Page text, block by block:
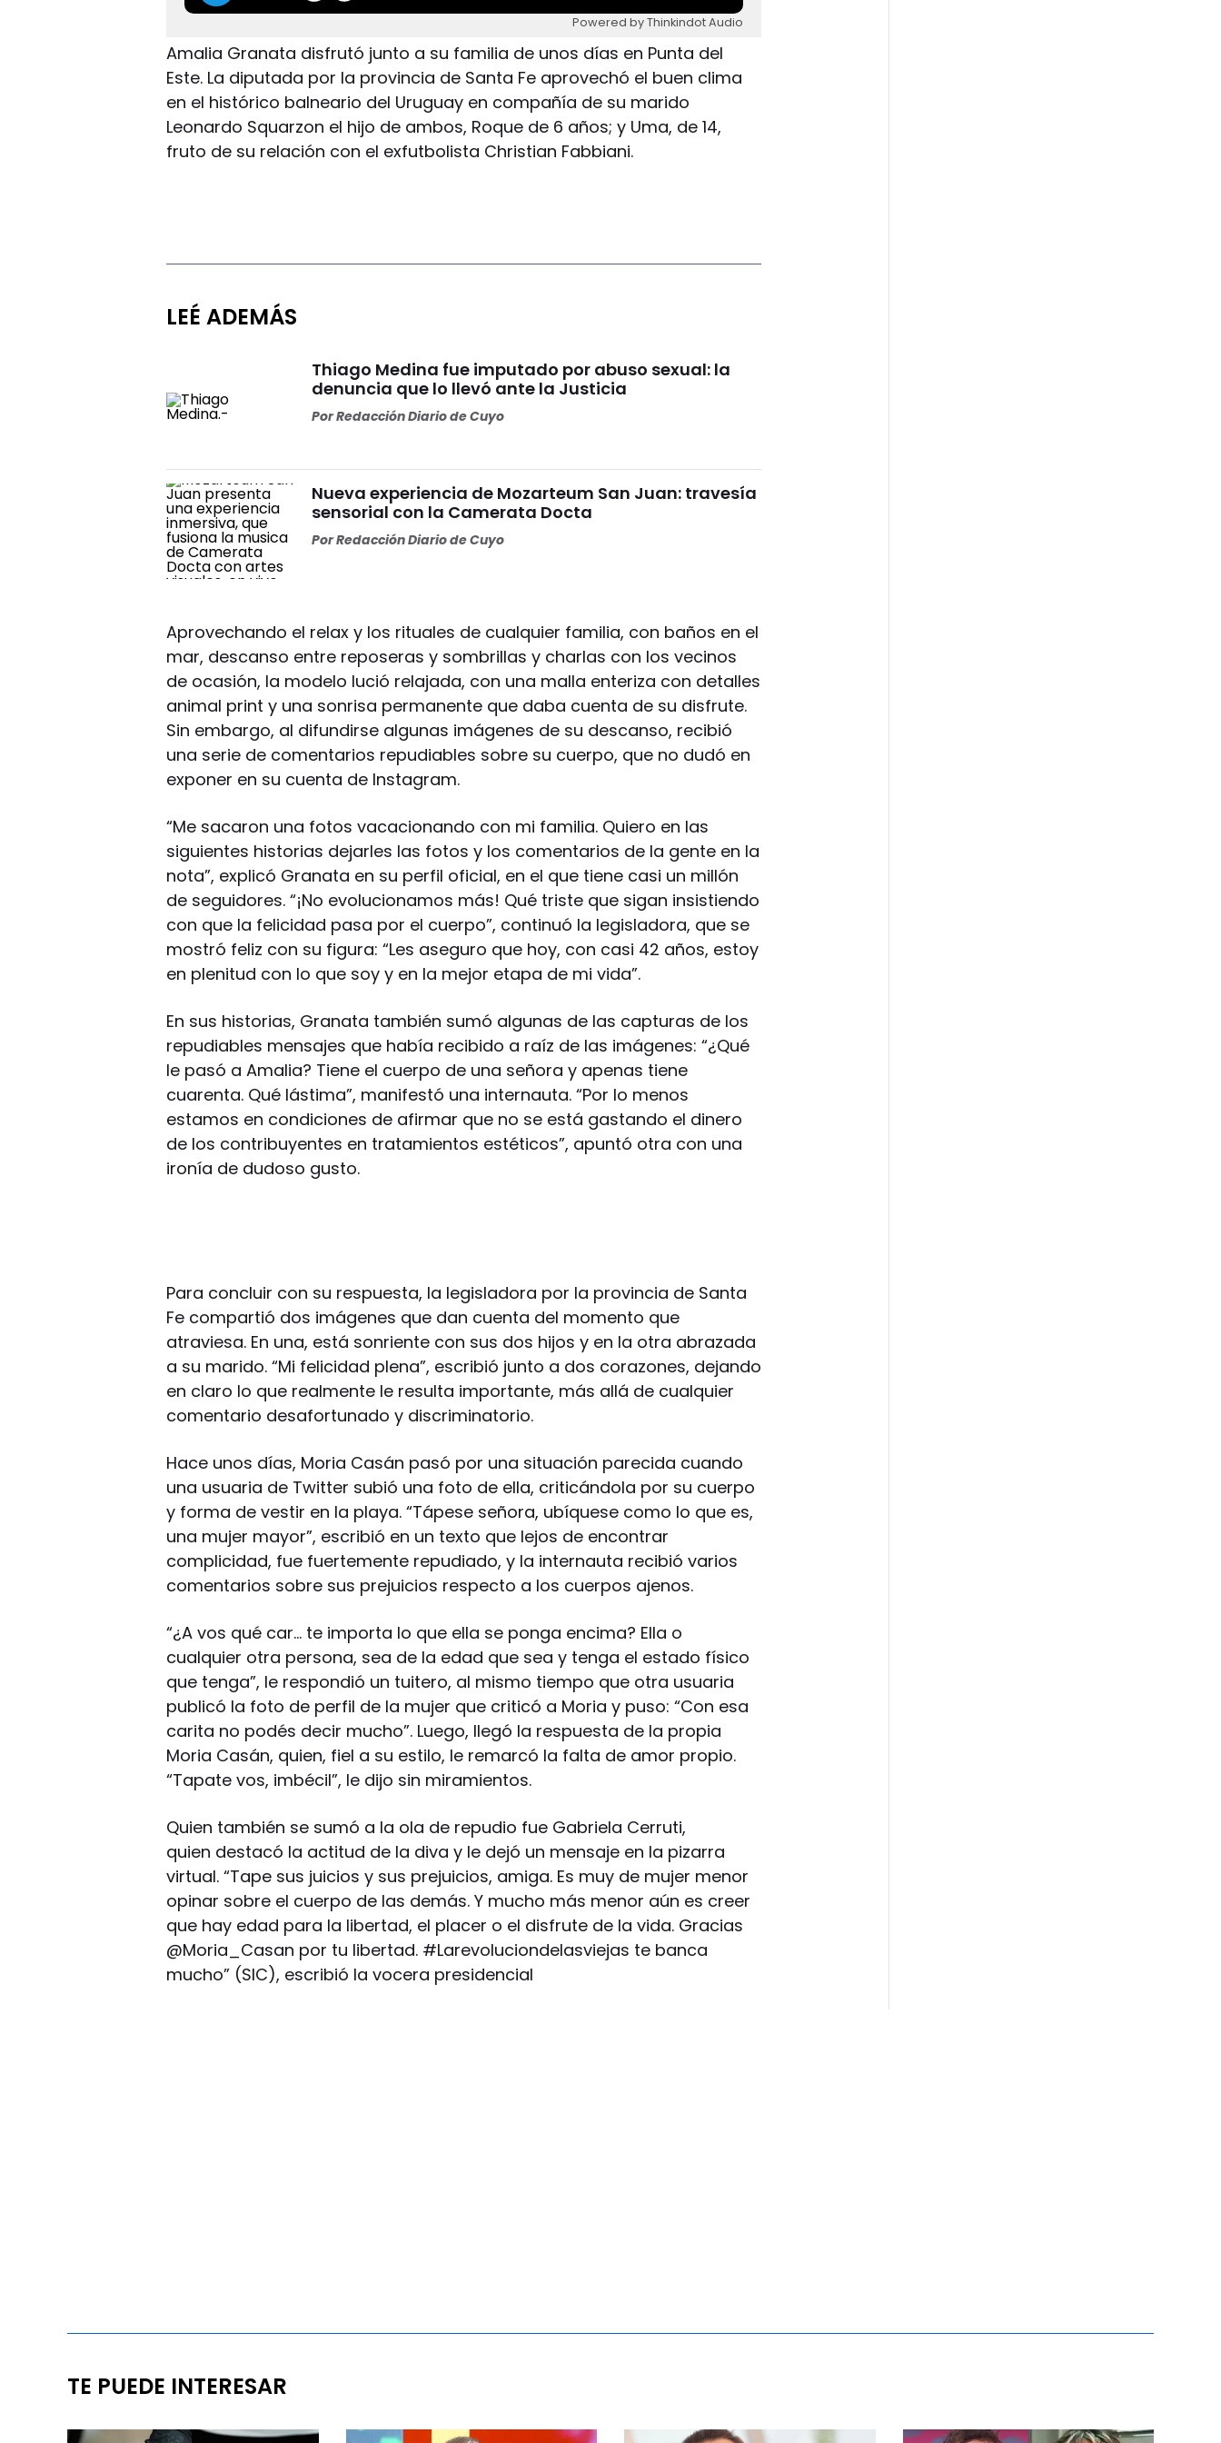
Powered by Thinkindot Audio
Amalia Granata disfrutó junto a su familia de unos días en Punta del
Este. La diputada por la provincia de Santa Fe aprovechó el buen clima
en el histórico balneario del Uruguay en compañía de su marido
Leonardo Squarzon el hijo de ambos, Roque de 6 años; y Uma, de 14,
fruto de su relación con el exfutbolista Christian Fabbiani.
LEÉ ADEMÁS
Thiago Medina fue imputado por abuso sexual: la
denuncia que lo llevó ante la Justicia
PorRedacción Diario de Cuyo
Nueva experiencia de Mozarteum San Juan: travesía
sensorial con la Camerata Docta
PorRedacción Diario de Cuyo
Aprovechando el relax y los rituales de cualquier familia, con baños en el
mar, descanso entre reposeras y sombrillas y charlas con los vecinos
de ocasión, la modelo lució relajada, con una malla enteriza con detalles
animal print y una sonrisa permanente que daba cuenta de su disfrute.
Sin embargo, al difundirse algunas imágenes de su descanso, recibió
una serie de comentarios repudiables sobre su cuerpo, que no dudó en
exponer en su cuenta de Instagram.
“Me sacaron una fotos vacacionando con mi familia. Quiero en las
siguientes historias dejarles las fotos y los comentarios de la gente en la
nota”, explicó Granata en su perfil oficial, en el que tiene casi un millón
de seguidores. “¡No evolucionamos más! Qué triste que sigan insistiendo
con que la felicidad pasa por el cuerpo”, continuó la legisladora, que se
mostró feliz con su figura: “Les aseguro que hoy, con casi 42 años, estoy
en plenitud con lo que soy y en la mejor etapa de mi vida”.
En sus historias, Granata también sumó algunas de las capturas de los
repudiables mensajes que había recibido a raíz de las imágenes: “¿Qué
le pasó a Amalia? Tiene el cuerpo de una señora y apenas tiene
cuarenta. Qué lástima”, manifestó una internauta. “Por lo menos
estamos en condiciones de afirmar que no se está gastando el dinero
de los contribuyentes en tratamientos estéticos”, apuntó otra con una
ironía de dudoso gusto.
Para concluir con su respuesta, la legisladora por la provincia de Santa
Fe compartió dos imágenes que dan cuenta del momento que
atraviesa. En una, está sonriente con sus dos hijos y en la otra abrazada
a su marido. “Mi felicidad plena”, escribió junto a dos corazones, dejando
en claro lo que realmente le resulta importante, más allá de cualquier
comentario desafortunado y discriminatorio.
Hace unos días, Moria Casán pasó por una situación parecida cuando
una usuaria de Twitter subió una foto de ella, criticándola por su cuerpo
y forma de vestir en la playa. “Tápese señora, ubíquese como lo que es,
una mujer mayor”, escribió en un texto que lejos de encontrar
complicidad, fue fuertemente repudiado, y la internauta recibió varios
comentarios sobre sus prejuicios respecto a los cuerpos ajenos.
“¿A vos qué car… te importa lo que ella se ponga encima? Ella o
cualquier otra persona, sea de la edad que sea y tenga el estado físico
que tenga”, le respondió un tuitero, al mismo tiempo que otra usuaria
publicó la foto de perfil de la mujer que criticó a Moria y puso: “Con esa
carita no podés decir mucho”. Luego, llegó la respuesta de la propia
Moria Casán, quien, fiel a su estilo, le remarcó la falta de amor propio.
“Tapate vos, imbécil”, le dijo sin miramientos.
Quien también se sumó a la ola de repudio fue Gabriela Cerruti,
quien destacó la actitud de la diva y le dejó un mensaje en la pizarra
virtual. “Tape sus juicios y sus prejuicios, amiga. Es muy de mujer menor
opinar sobre el cuerpo de las demás. Y mucho más menor aún es creer
que hay edad para la libertad, el placer o el disfrute de la vida. Gracias
@Moria_Casan por tu libertad. #Larevoluciondelasviejas te banca
mucho” (SIC), escribió la vocera presidencial
TE PUEDE INTERESAR